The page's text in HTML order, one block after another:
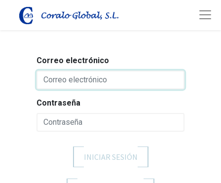
Correo electrónico
Contraseña
INICIAR SESIÓN